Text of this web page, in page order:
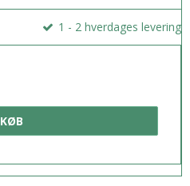
1 - 2 hverdages levering
KØB